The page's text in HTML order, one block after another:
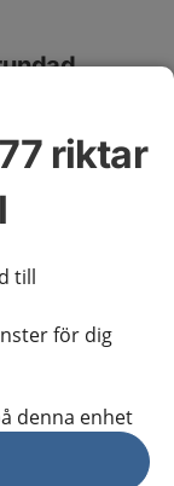
riktar
till
för dig
denna enhet
(SVF)
nytta av och
i samråd
om
samsjuklighet
särskilt